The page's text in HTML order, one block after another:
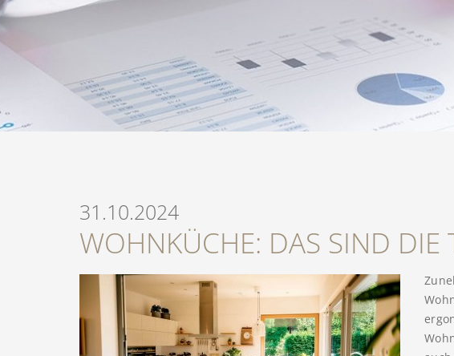
31.10.2024
WOHNKÜCHE: DAS SIND DIE